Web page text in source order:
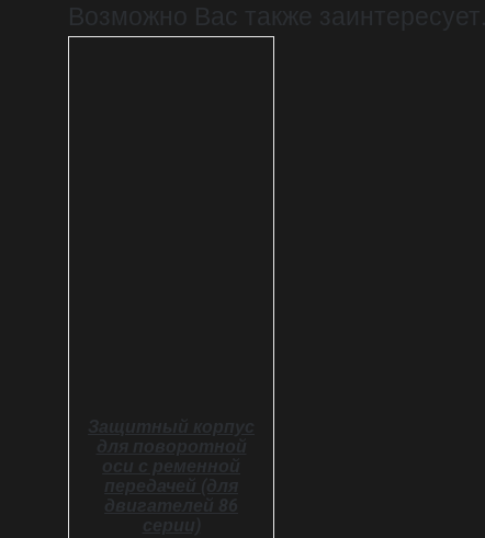
Возможно Вас также заинтересует…
Защитный корпус
для поворотной
оси с ременной
передачей (для
двигателей 86
серии)